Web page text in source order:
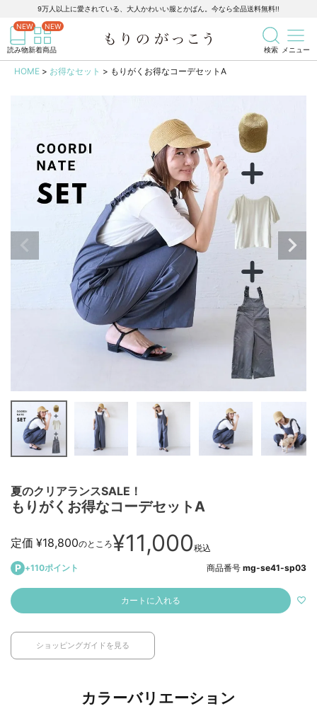
9万人以上に愛されている、大人かわいい服とかばん。今なら全品送料無料!!
読み物新着商品 検索 メニュー
商品を検索 記事を検索
HOME お得なセット もりがくお得なコーデセットA
夏のクリアランスSALE！
もりがくお得なコーデセットA
定価 ¥18,800のところ¥11,000税込
+110ポイント 商品番号 mg-se41-sp03
カートに入れる
ショッピングガイドを見る
カラーバリエーション